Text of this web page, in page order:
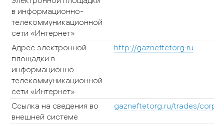
в информационно-
телекоммуникационной
сети «Интернет»
Адрес электронной
площадки в
информационно-
телекоммуникационной
сети «Интернет»
http://gazneftetorg.ru
Ссылка на сведения во
внешней системе
gazneftetorg.ru/trades/corp/